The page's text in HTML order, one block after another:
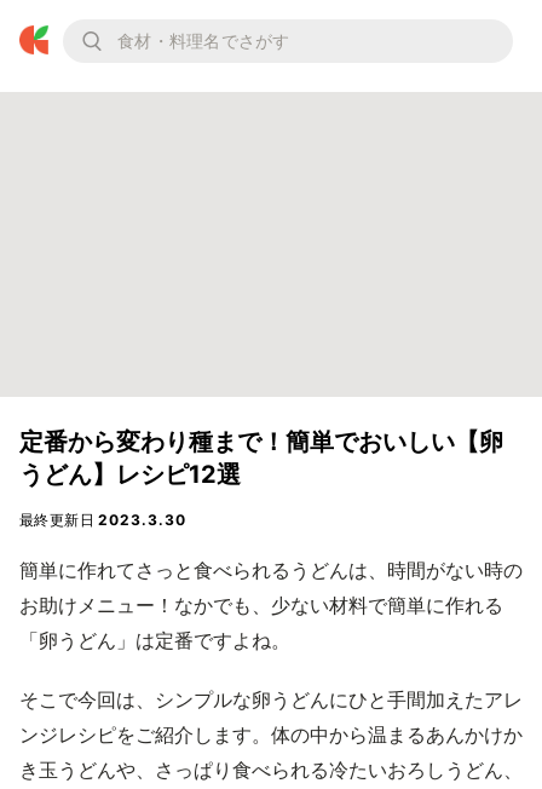
定番から変わり種まで！簡単でおいしい【卵
うどん】レシピ12選
最終更新日2023.3.30
簡単に作れてさっと食べられるうどんは、時間がない時の
お助けメニュー！なかでも、少ない材料で簡単に作れる
「卵うどん」は定番ですよね。
そこで今回は、シンプルな卵うどんにひと手間加えたアレ
ンジレシピをご紹介します。体の中から温まるあんかけか
き玉うどんや、さっぱり食べられる冷たいおろしうどん、